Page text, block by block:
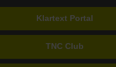
Klartext Portal
TNC Club